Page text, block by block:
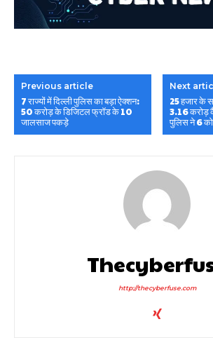
Previous article
7 राज्यों में दिल्ली पुलिस का बड़ा ऐक्शन:
50 करोड़ के डिजिटल फ्रॉड के 10
जालसाज पकड़े
Next
25 हजार के
3.16 करोड़
पुलिस ने 6 को
http://thecyberfuse.com